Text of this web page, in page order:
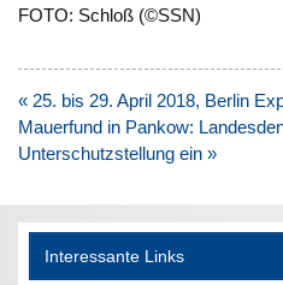
FOTO: Schloß (©SSN)
Beitragsnavigation
« 25. bis 29. April 2018, Berlin
Mauerfund in Pankow:
Unterschutzstellung ein »
Interessante Links